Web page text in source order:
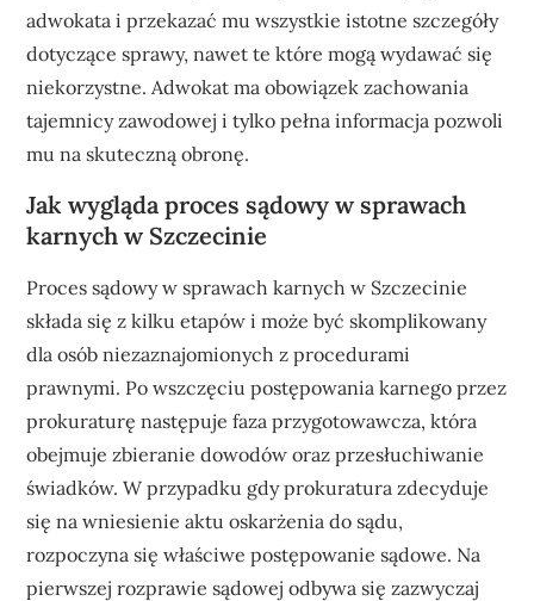
adwokata i przekazać mu wszystkie istotne szczegóły
dotyczące sprawy, nawet te które mogą wydawać się
niekorzystne. Adwokat ma obowiązek zachowania
tajemnicy zawodowej i tylko pełna informacja pozwoli
mu na skuteczną obronę.
Jak wygląda proces sądowy w sprawach
karnych w Szczecinie
Proces sądowy w sprawach karnych w Szczecinie
składa się z kilku etapów i może być skomplikowany
dla osób niezaznajomionych z procedurami
prawnymi. Po wszczęciu postępowania karnego przez
prokuraturę następuje faza przygotowawcza, która
obejmuje zbieranie dowodów oraz przesłuchiwanie
świadków. W przypadku gdy prokuratura zdecyduje
się na wniesienie aktu oskarżenia do sądu,
rozpoczyna się właściwe postępowanie sądowe. Na
pierwszej rozprawie sądowej odbywa się zazwyczaj